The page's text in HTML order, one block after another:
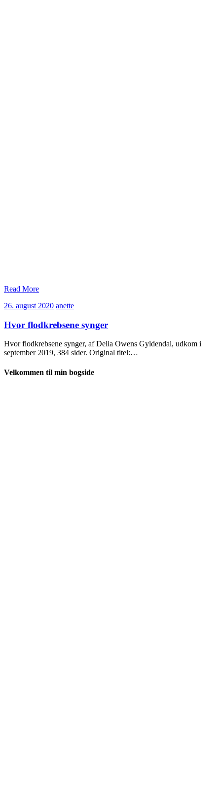
Read More
26. august 202026.
2020
anetteanette
Hvor flodkrebsene synger
Hvor flodkrebsene synger, af Delia Owens Gyldendal, udkom i
september 2019, 384 sider. Original titel:…
Velkommen til min bogside